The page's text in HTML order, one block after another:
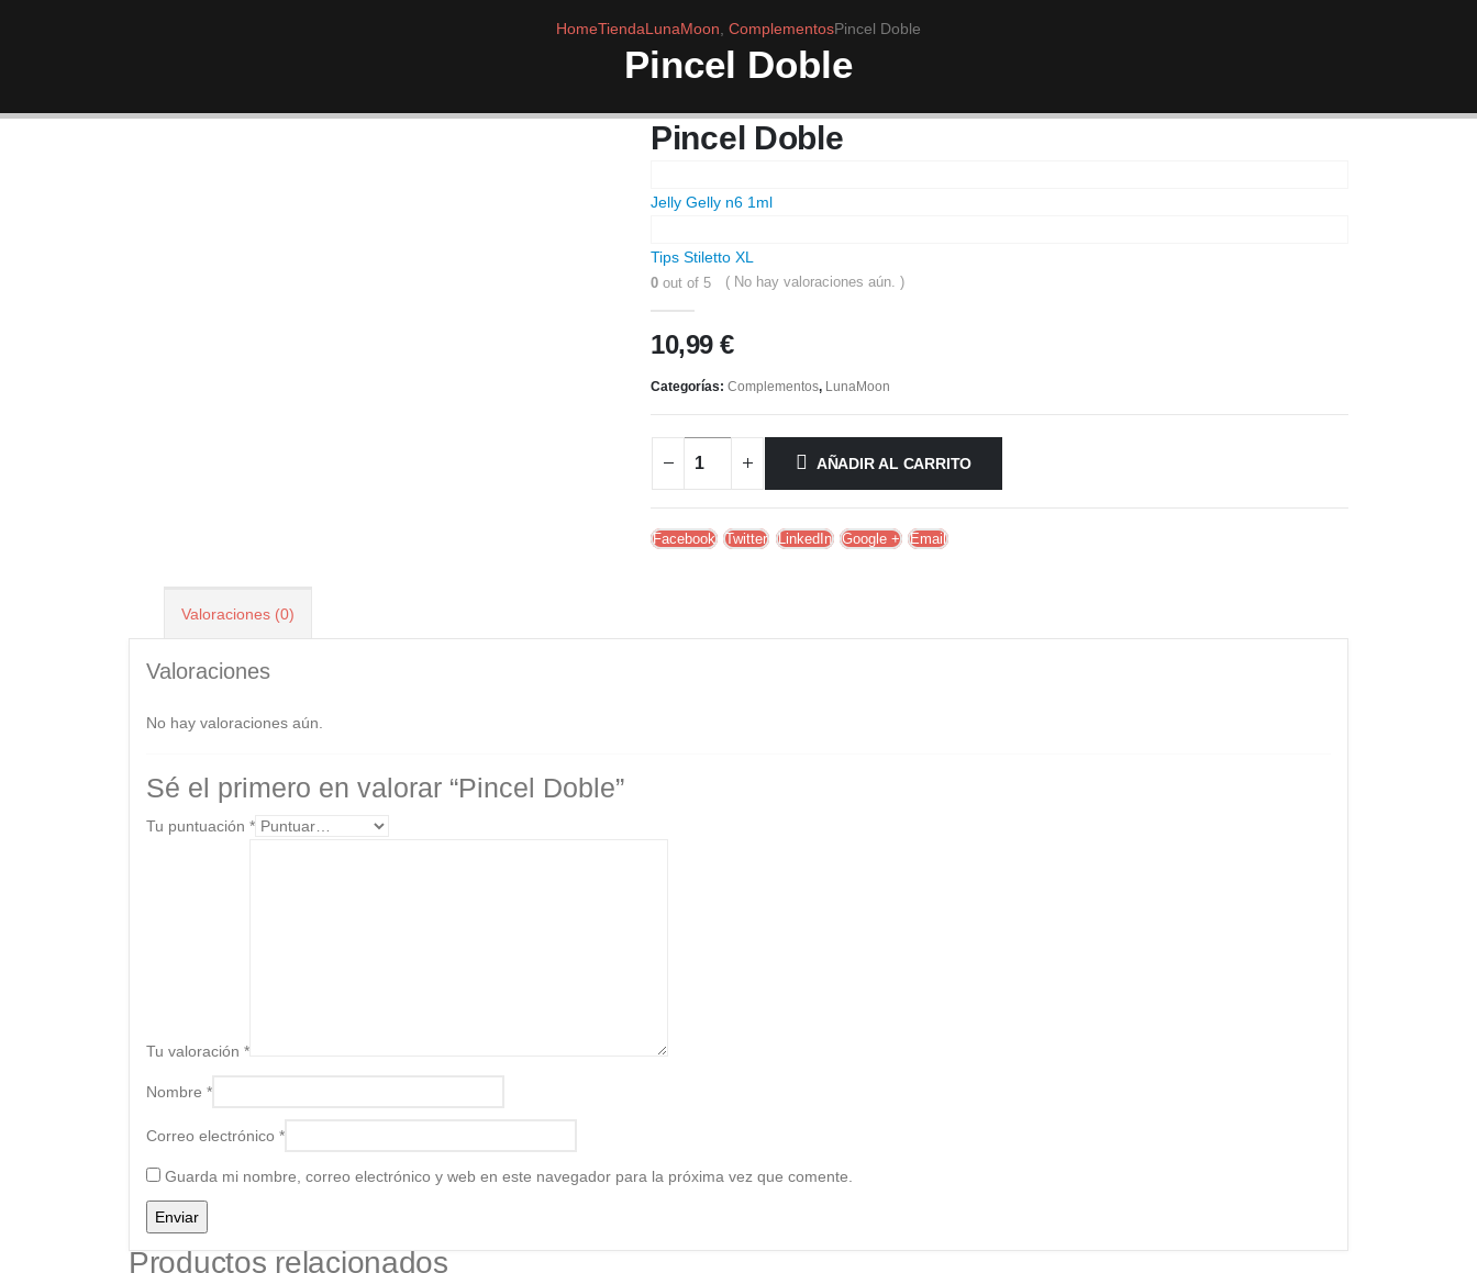
HomeTiendaLunaMoon ComplementosPincel Doble
Pincel Doble
Pincel Doble
Jelly Gelly n6 1ml
Tips Stiletto XL
0 out of 5 ( No hay valoraciones aún. )
10,99€
Categorías: Complementos, LunaMoon
AÑADIR AL CARRITO
Facebook Twitter LinkedIn Google + Email
Valoraciones (0)
Valoraciones
No hay valoraciones aún.
Sé el primero en valorar “Pincel Doble”
Tu puntuación *
Tu valoración *
Nombre *
Correo electrónico *
Guarda mi nombre, correo electrónico y web en este navegador para la próxima vez que comente.
Productos relacionados